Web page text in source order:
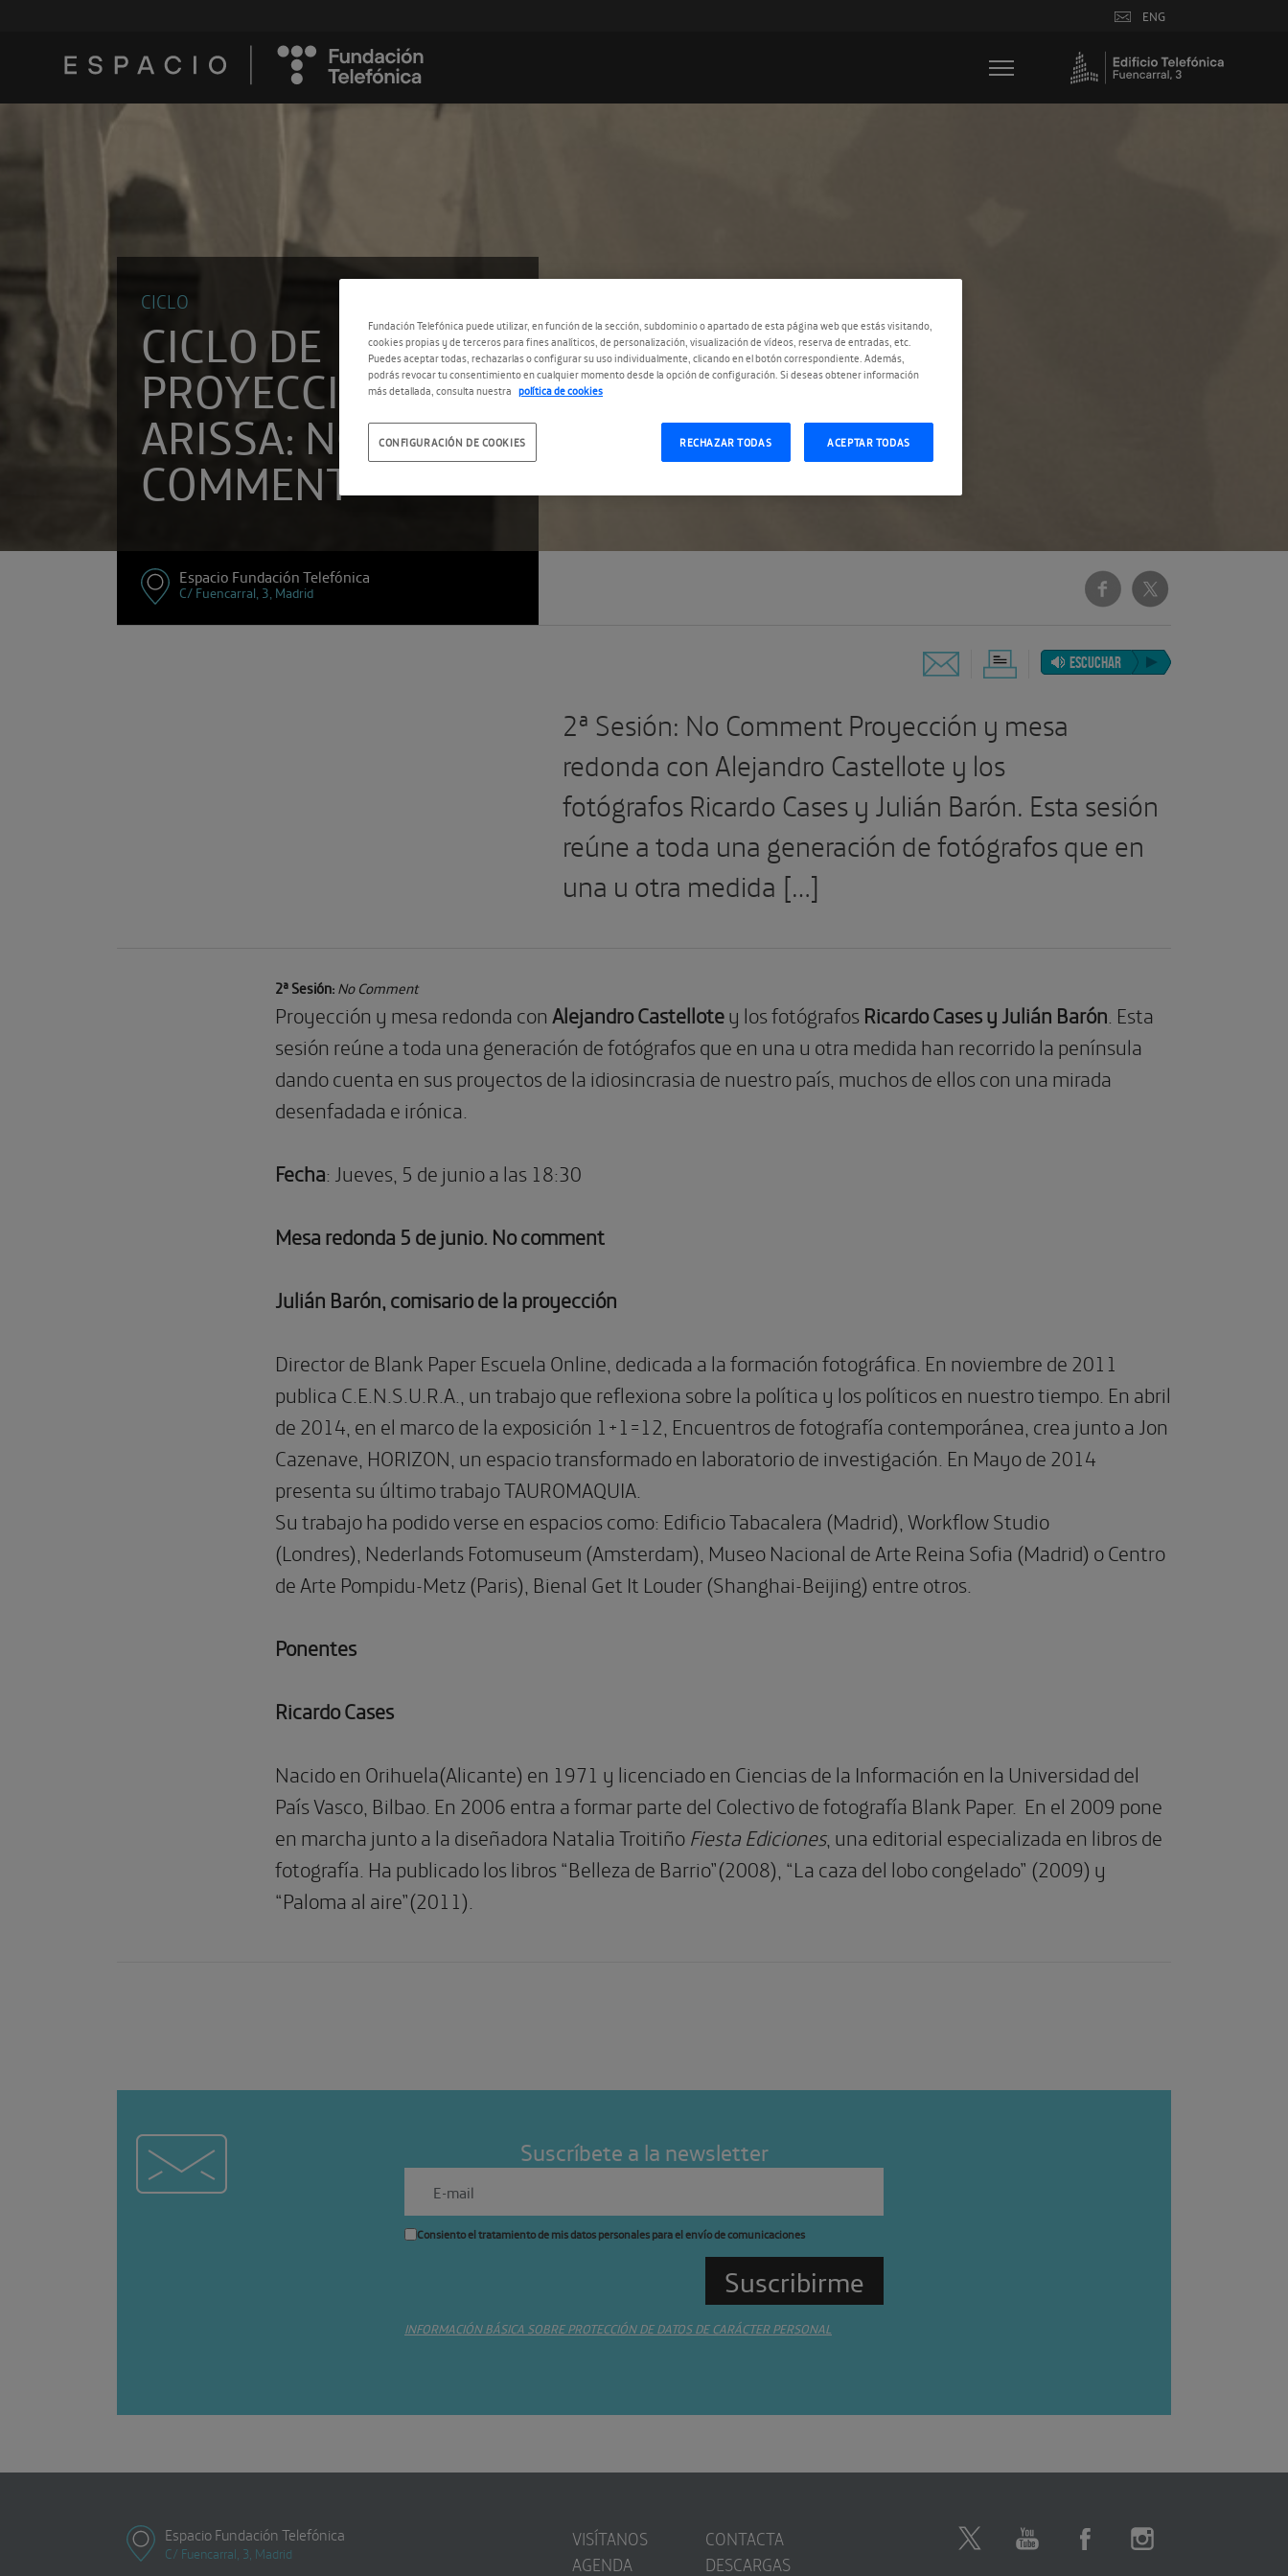
ENG
CICLO
CICLO DE
PROYECCIONES
ARISSA: NO
COMMENT
Espacio Fundación Telefónica
C/ Fuencarral, 3, Madrid
ESCUCHAR
2ª Sesión: No Comment Proyección y mesa
redonda con Alejandro Castellote y los
fotógrafos Ricardo Cases y Julián Barón. Esta sesión
reúne a toda una generación de fotógrafos que en
una u otra medida […]
2ª Sesión:No Comment
Proyección y mesa redonda con Alejandro Castellotey los fotógrafos Ricardo Cases y Julián Barón . Esta
sesión reúne a toda una generación de fotógrafos que en una u otra medida han recorrido la península
dando cuenta en sus proyectos de la idiosincrasia de nuestro país, muchos de ellos con una mirada
desenfadada e irónica.
Fecha: Jueves, 5 de junio a las 18:30
Mesa redonda 5 de junio. No comment
Julián Barón, comisario de la proyección
Director de Blank Paper Escuela Online, dedicada a la formación fotográfica. En noviembre de 2011
publica C.E.N.S.U.R.A., un trabajo que reflexiona sobre la política y los políticos en nuestro tiempo. En abril
de 2014, en el marco de la exposición 1+1=12, Encuentros de fotografía contemporánea, crea junto a Jon
Cazenave, HORIZON, un espacio transformado en laboratorio de investigación. En Mayo de 2014
presenta su último trabajo TAUROMAQUIA.
Su trabajo ha podido verse en espacios como: Edificio Tabacalera (Madrid), Workflow Studio
(Londres), Nederlands Fotomuseum (Amsterdam), Museo Nacional de Arte Reina Sofia (Madrid) o Centro
de Arte Pompidu-Metz (Paris), Bienal Get It Louder (Shanghai-Beijing) entre otros.
Ponentes
Ricardo Cases
Nacido en Orihuela(Alicante) en 1971 y licenciado en Ciencias de la Información en la Universidad del
País Vasco, Bilbao. En 2006 entra a formar parte del Colectivo de fotografía Blank Paper. En el 2009 pone
en marcha junto a la diseñadora Natalia TroitiñoFiesta Ediciones, una editorial especializada en libros de
fotografía. Ha publicado los libros “Belleza de Barrio”(2008), “La caza del lobo congelado” (2009) y
“Paloma al aire”(2011).
Suscríbete a la newsletter
Consiento el tratamiento de mis datos personales para el envío de comunicaciones
INFORMACIÓN BÁSICA SOBRE PROTECCIÓN DE DATOS DE CARÁCTER PERSONAL
Espacio Fundación Telefónica
C/ Fuencarral, 3, Madrid
VISÍTANOS
AGENDA
CONTACTA
DESCARGAS
Fundación Telefónica puede utilizar, en función de la sección, subdominio o apartado de esta página web que estás visitando,
cookies propias y de terceros para fines analíticos, de personalización, visualización de vídeos, reserva de entradas, etc.
Puedes aceptar todas, rechazarlas o configurar su uso individualmente, clicando en el botón correspondiente. Además,
podrás revocar tu consentimiento en cualquier momento desde la opción de configuración. Si deseas obtener información
más detallada, consulta nuestra política de cookies
RECHAZAR TODAS ACEPTAR TODAS
CONFIGURACIÓN DE COOKIES